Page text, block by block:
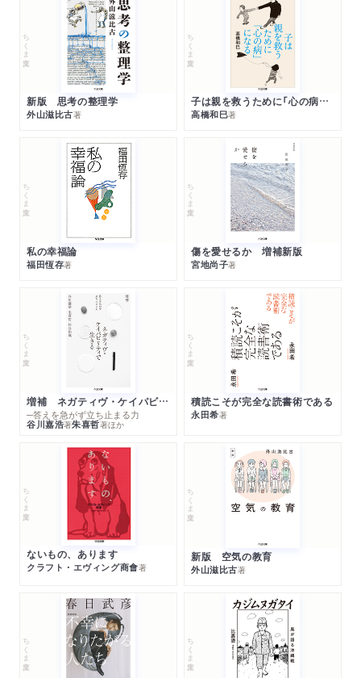
ちくま文庫
新版 思考の整理学
外山滋比古著
ちくま文庫
子は親を救うために「心の病」になる
高橋和巳著
ちくま文庫
私の幸福論
福田恆存著
ちくま文庫
傷を愛せるか 増補新版
宮地尚子著
ちくま文庫
増補 ネガティヴ・ケイパビリティで生きる
─答えを急がず立ち止まる力
谷川嘉浩著朱喜哲著ほか
ちくま文庫
積読こそが完全な読書術である
永田希著
ちくま文庫
ないもの、あります
クラフト・エヴィング商會著
ちくま文庫
新版 空気の教育
外山滋比古著
ちくま文庫 ちくま文庫